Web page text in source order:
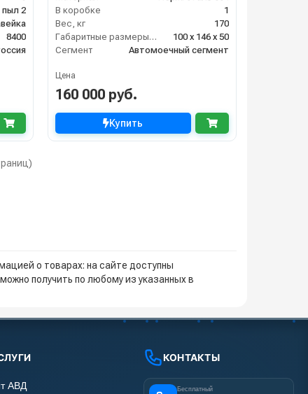
пыл 2
8400
В коробке
1
Вес, кг
170
Габаритные размеры, мм
100 x 146 x 50
Сегмент
Автомоечный сегмент
Цена
160 000 руб.
Купить
о товарах: на сайте доступны
получить по любому из указанных в
АВД
КОНТАКТЫ
Бесплатный